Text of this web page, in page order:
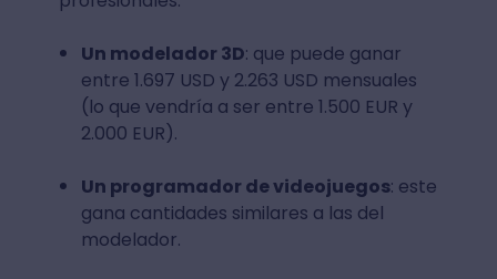
Un modelador 3D: que puede ganar
entre 1.697 USD y 2.263 USD mensuales
(lo que vendría a ser entre 1.500 EUR y
2.000 EUR).
Un programador de videojuegos: este
gana cantidades similares a las del
modelador.